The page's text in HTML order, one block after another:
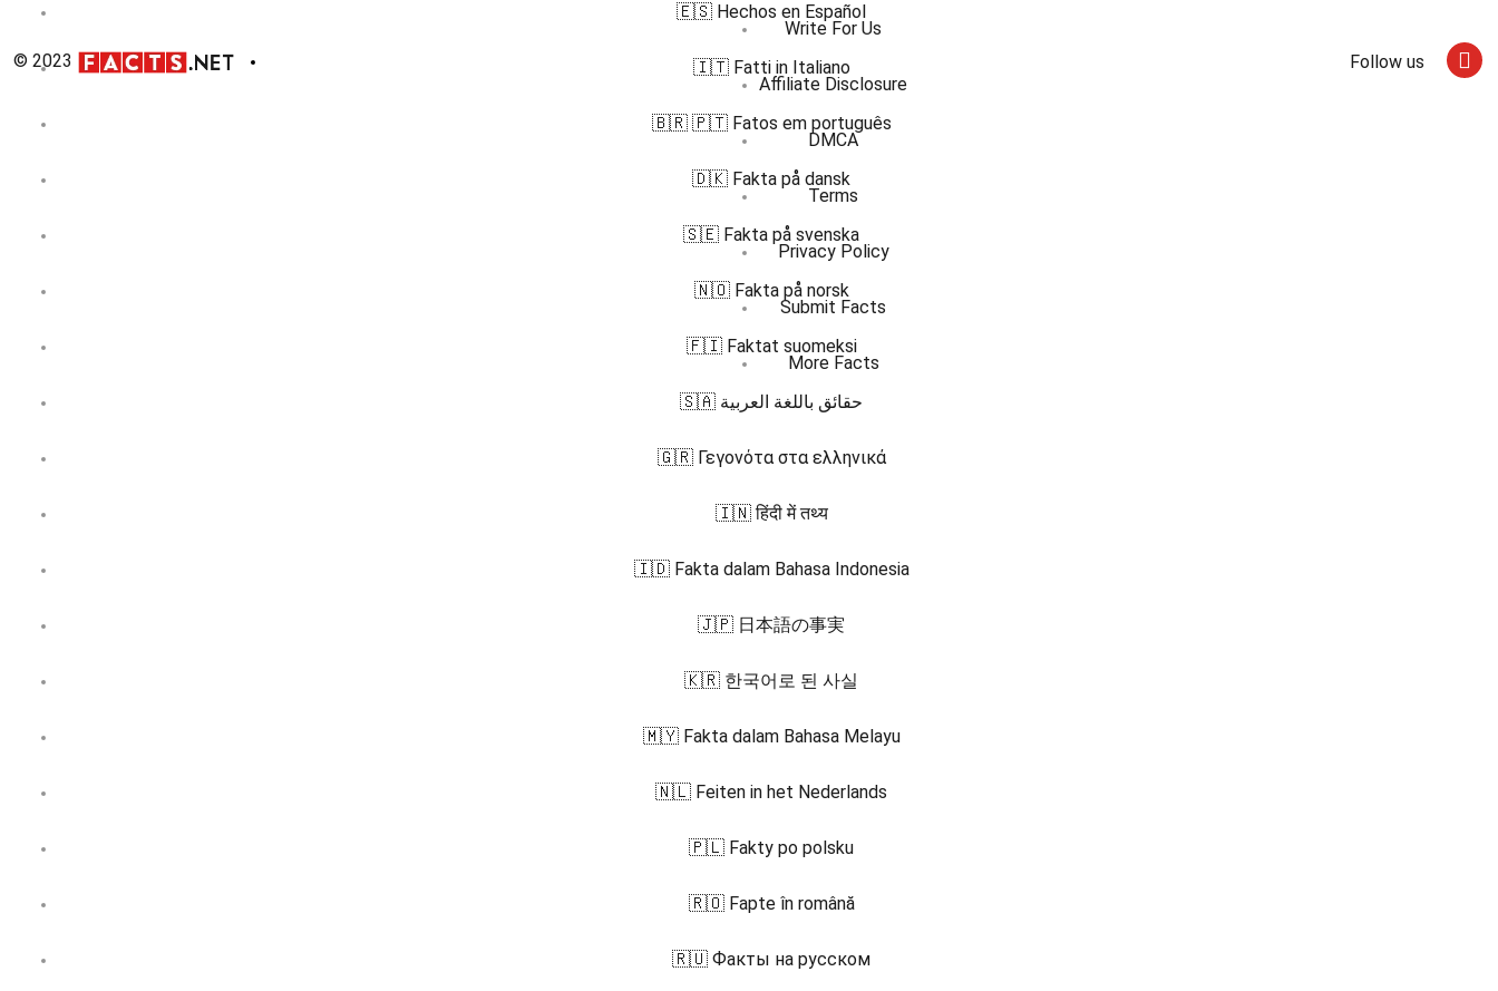
© 2023
Write For Us
Affiliate Disclosure
DMCA
Terms
Privacy Policy
Submit Facts
More Facts
Follow us
🇪🇸 Hechos en Español
🇮🇹 Fatti in Italiano
🇧🇷 🇵🇹 Fatos em português
🇩🇰 Fakta på dansk
🇸🇪 Fakta på svenska
🇳🇴 Fakta på norsk
🇫🇮 Faktat suomeksi
🇸🇦 حقائق باللغة العربية
🇬🇷 Γεγονότα στα ελληνικά
🇮🇳 हिंदी में तथ्य
🇮🇩 Fakta dalam Bahasa Indonesia
🇯🇵 日本語の事実
🇰🇷 한국어로 된 사실
🇲🇾 Fakta dalam Bahasa Melayu
🇳🇱 Feiten in het Nederlands
🇵🇱 Fakty po polsku
🇷🇴 Fapte în română
🇷🇺 Факты на русском